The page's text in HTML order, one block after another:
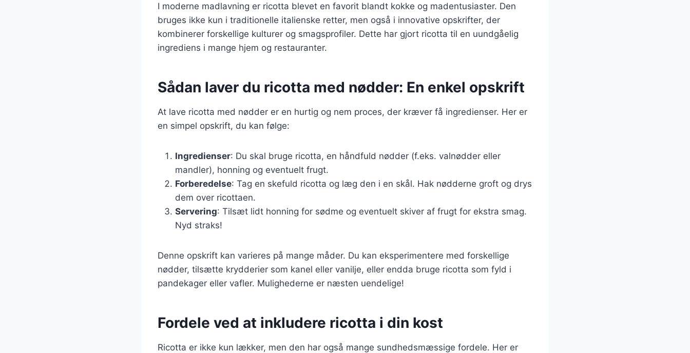
I moderne madlavning er ricotta blevet en favorit blandt kokke og madentusiaster. Den
bruges ikke kun i traditionelle italienske retter, men også i innovative opskrifter, der
kombinerer forskellige kulturer og smagsprofiler. Dette har gjort ricotta til en uundgåelig
ingrediens i mange hjem og restauranter.
Sådan laver du ricotta med nødder: En enkel opskrift
At lave ricotta med nødder er en hurtig og nem proces, der kræver få ingredienser. Her er
en simpel opskrift, du kan følge:
Ingredienser: Du skal bruge ricotta, en håndfuld nødder (f.eks. valnødder eller
mandler), honning og eventuelt frugt.
Forberedelse: Tag en skefuld ricotta og læg den i en skål. Hak nødderne groft og drys
dem over ricottaen.
Servering: Tilsæt lidt honning for sødme og eventuelt skiver af frugt for ekstra smag.
Nyd straks!
Denne opskrift kan varieres på mange måder. Du kan eksperimentere med forskellige
nødder, tilsætte krydderier som kanel eller vanilje, eller endda bruge ricotta som fyld i
pandekager eller vafler. Mulighederne er næsten uendelige!
Fordele ved at inkludere ricotta i din kost
Ricotta er ikke kun lækker, men den har også mange sundhedsmæssige fordele. Her er